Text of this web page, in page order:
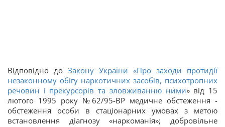
Відповідно до Закону України «Про заходи протидії
незаконному обігу наркотичних засобів, психотропних
речовин і прекурсорів та зловживанню ними» від 15
лютого 1995 року №62/95-ВР медичне обстеження -
обстеження особи в стаціонарних умовах з метою
встановлення діагнозу «наркоманія»; добровільне